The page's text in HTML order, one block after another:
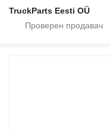
TruckParts Eesti OÜ